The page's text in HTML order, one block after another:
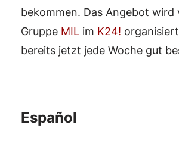
bekommen. Das Angebot wird
Gruppe MIL im K24!
bereits jetzt jede Woche gut
Español